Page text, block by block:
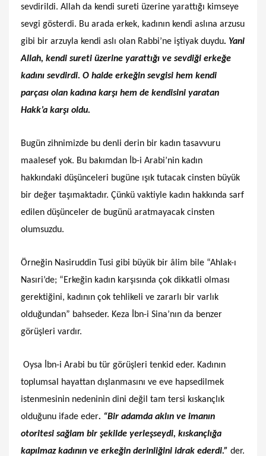
sevdirildi. Allah da kendi sureti üzerine yarattığı kimseye
sevgi gösterdi. Bu arada erkek, kadının kendi aslına arzusu
gibi bir arzuyla kendi aslı olan Rabbi’ne iştiyak duydu. Yani
Allah, kendi sureti üzerine yarattığı ve sevdiği erkeğe
kadını sevdirdi. O halde erkeğin sevgisi hem kendi
parçası olan kadına karşı hem de kendisini yaratan
Hakk’a karşı oldu.
Bugün zihnimizde bu denli derin bir kadın tasavvuru
maalesef yok. Bu bakımdan İb-i Arabi’nin kadın
hakkındaki düşünceleri bugüne ışık tutacak cinsten büyük
bir değer taşımaktadır. Çünkü vaktiyle kadın hakkında sarf
edilen düşünceler de bugünü aratmayacak cinsten
olumsuzdu.
Örneğin Nasiruddin Tusi gibi büyük bir âlim bile “Ahlak-ı
Nasıri’de; “Erkeğin kadın karşısında çok dikkatli olması
gerektiğini, kadının çok tehlikeli ve zararlı bir varlık
olduğundan” bahseder. Keza İbn-i Sina’nın da benzer
görüşleri vardır.
Oysa İbn-i Arabi bu tür görüşleri tenkid eder. Kadının
toplumsal hayattan dışlanmasını ve eve hapsedilmek
istenmesinin nedeninin dini değil tam tersi kıskançlık
olduğunu ifade eder. “Bir adamda aklın ve imanın
otoritesi sağlam bir şekilde yerleşseydi, kıskançlığa
kapılmaz kadının ve erkeğin derinliğini idrak ederdi.” der.